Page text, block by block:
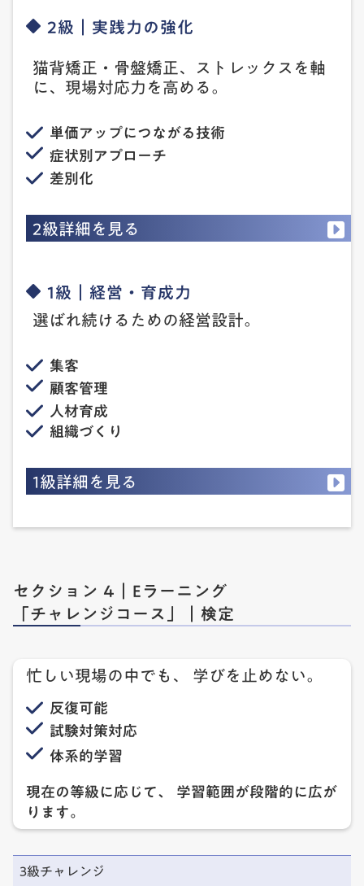
2級｜実践力の強化
猫背矯正・骨盤矯正、ストレックスを軸
に、現場対応力を高める。
単価アップにつながる技術
症状別アプローチ
差別化
2級詳細を見る
1級｜経営・育成力
選ばれ続けるための経営設計。
集客
顧客管理
人材育成
組織づくり
1級詳細を見る
セクション 4｜Eラーニング
「チャレンジコース」｜検定
忙しい現場の中でも、 学びを止めない。
反復可能
試験対策対応
体系的学習
現在の等級に応じて、 学習範囲が段階的に広が
ります。
3級チャレンジ